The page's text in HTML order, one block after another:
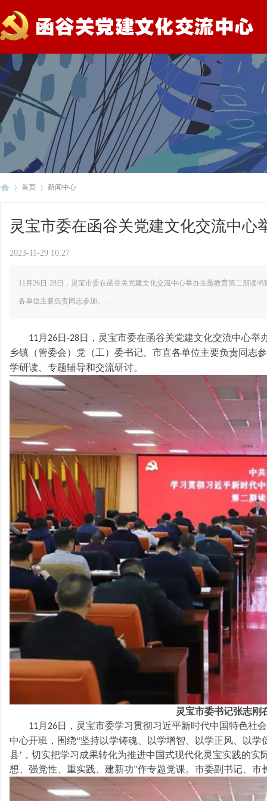
首页 新闻中心
灵宝市委在函谷关党建文化交流中心
2023-11-29 10:27
11月26日-28日，灵宝市委在函谷关党建文化交流中心举办主题教育第二期读
各单位主要负责同志参加。 ... ...
11月 26日 -28日，灵宝市委在函谷关党建文化交流中心
乡镇（管委会）党（工）委书记、市直各单位主要负责同志
学研读、专题辅导和交流研讨。
灵宝市委书记张志刚
11月 26日，灵宝市委学习贯彻习近平新时代中国特色社
中心开班，围绕“坚持以学铸魂、以学增智、以学正风、以
县’，切实把学习成果转化为推进中国式现代化灵宝实践的
想、强党性、重实践、建新功”作专题党课。市委副书记、市
建引领高质量发展高峰论坛在灵宝函
关隆
河南省市场监管系统
班在灵